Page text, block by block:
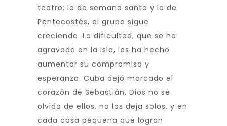
teatro: la de semana santa y la de
Pentecostés, el grupo sigue
creciendo. La dificultad, que se ha
agravado en la Isla, les ha hecho
aumentar su compromiso y
esperanza. Cuba dejó marcado el
corazón de Sebastián, Dios no se
olvida de ellos, no los deja solos, y en
cada cosa pequeña que logran